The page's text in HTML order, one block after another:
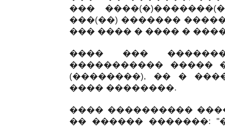
���
���(��) �������
��� ���� � ���� �
���� ���
����������� �����
(��������), �� �
���� ��������.
���� ����������
�� ������ �������: